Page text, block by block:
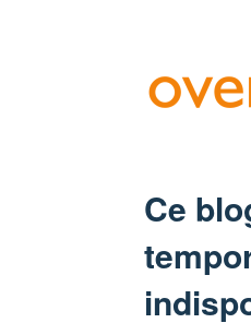
Ce